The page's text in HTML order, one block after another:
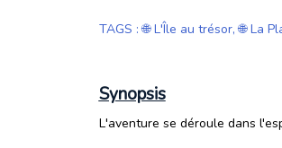
TAGS :🌐 L'Île au trésor,🌐 La
Synopsis
L'aventure se déroule dans